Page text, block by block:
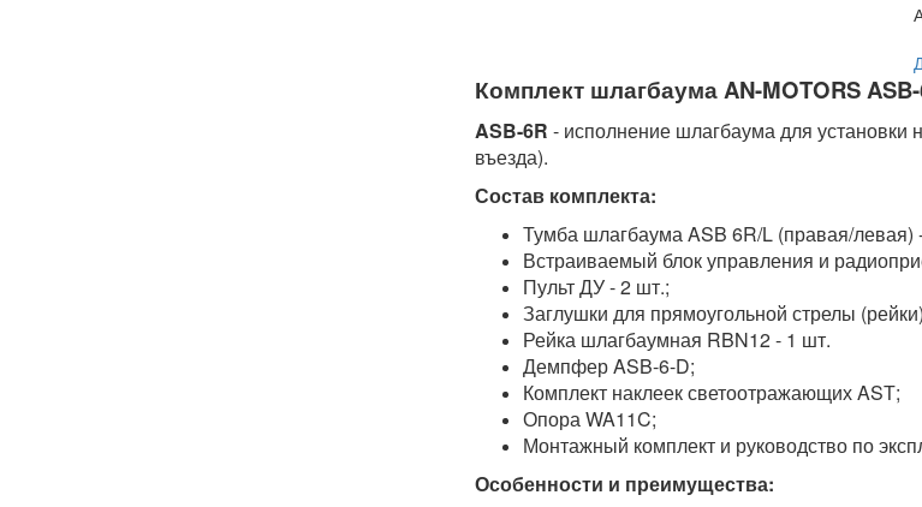
Комплект шлагбаума AN-MOTORS
ASB-6R - исполнение шлагбаума для
въезда).
Состав комплекта:
Тумба шлагбаума ASB 6R/L (правая/левая)
Встраиваемый блок управления и
Пульт ДУ - 2 шт.;
Заглушки для прямоугольной стрелы
Рейка шлагбаумная RBN12 - 1 шт.
Демпфер ASB-6-D;
Комплект наклеек светоотражающих ASТ;
Опора WA11C;
Монтажный комплект и руководство по
Особенности и преимущества: